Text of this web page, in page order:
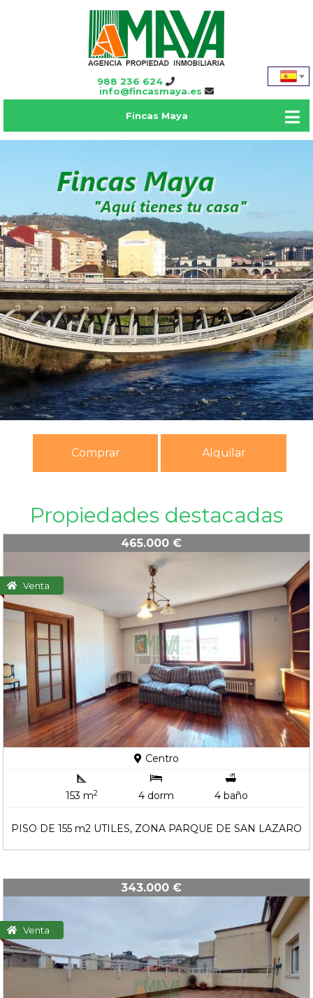
988 236 624
info@fincasmaya.es
Fincas Maya
Comprar Alquilar
Propiedades destacadas
Venta
465.000 €
Centro
153 m2 4 dorm 4 baño
PISO DE 155 m2 UTILES, ZONA PARQUE DE SAN LAZARO
Venta
343.000 €